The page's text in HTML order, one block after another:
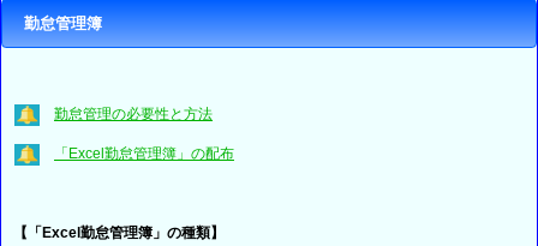
勤怠管理簿
勤怠管理の必要性と方法
「Excel勤怠管理簿」の配布
【「Excel勤怠管理簿」の種類】